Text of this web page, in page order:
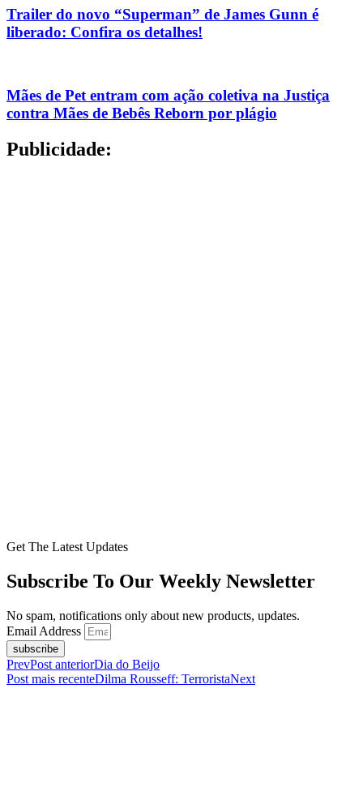
Trailer do novo “Superman” de James Gunn é
liberado: Confira os detalhes!
Mães de Pet entram com ação coletiva na Justiça
contra Mães de Bebês Reborn por plágio
Publicidade:
Get The Latest Updates
Subscribe To Our Weekly Newsletter
No spam, notifications only about new products, updates.
Email Address
subscribe
PrevPost anteriorDia do Beijo
Post mais recenteDilma Rousseff: TerroristaNext